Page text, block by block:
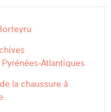
Atlantiques
la chaussure à